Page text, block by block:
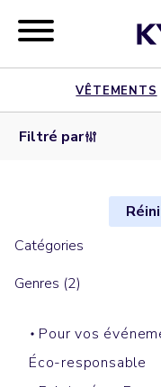
VÊTEMENTS
Filtré par
Catégories
Genres (2)
Pour vos
Éco-responsable